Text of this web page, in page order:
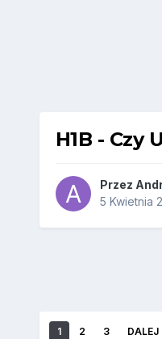
H1B - Czy
Przez
5 Kwietnia
1 2 3 DALEJ